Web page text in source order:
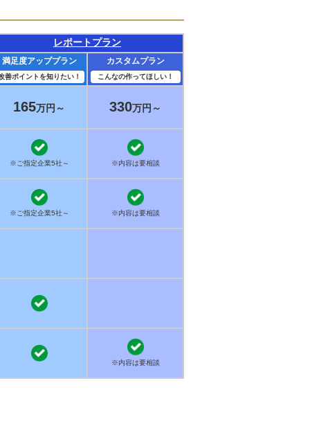
レポートプラン
満足度アッププラン
善ポイントを知りたい！
カスタムプラン
こんなの作ってほしい！
165万円～ 330万円～
※ご指定企業5社～ ※内容は要相談
※ご指定企業5社～ ※内容は要相談
※内容は要相談